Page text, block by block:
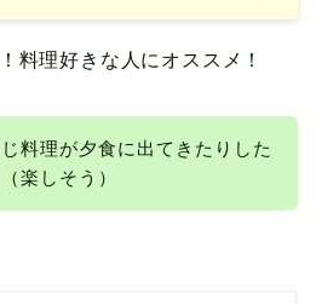
料理好きな人にオススメ！
料理が夕食に出てきたりした
楽しそう）